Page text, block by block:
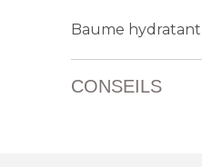
Baume
CONSEILS